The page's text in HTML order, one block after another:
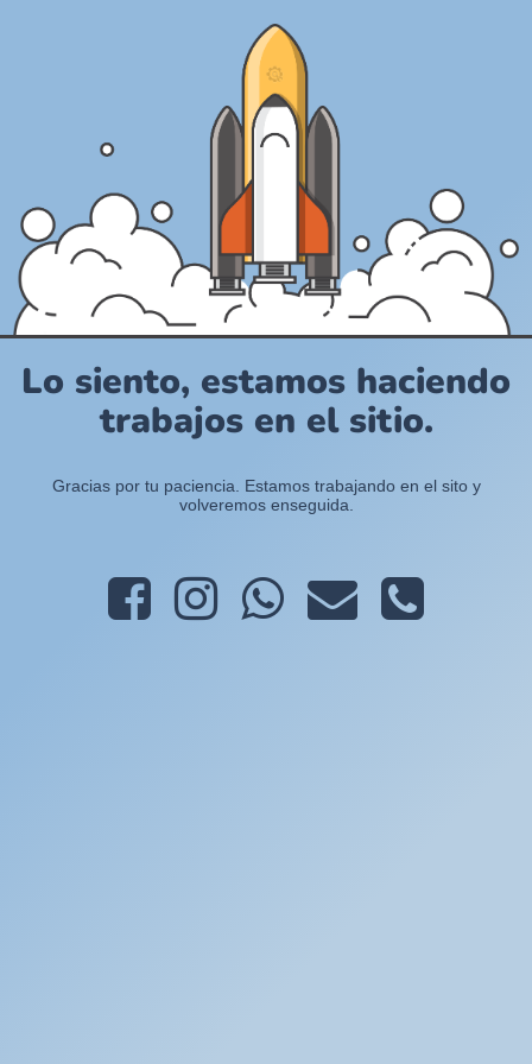
Lo siento, estamos haciendo
trabajos en el sitio.
Gracias por tu paciencia. Estamos trabajando en el sito y
volveremos enseguida.